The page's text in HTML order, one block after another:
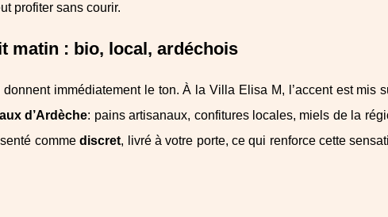
profiter sans courir.
matin : bio, local, ardéchois
immédiatement le ton. À la Villa Elisa M, l’accent est mis
d’Ardèche: pains artisanaux, confitures locales, miels de la
commediscret, livré à votre porte, ce qui renforce cette